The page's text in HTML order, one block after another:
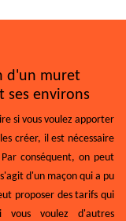
d'un muret
ses environs
si vous voulez apporter
créer, il est nécessaire
conséquent, on peut
d'un maçon qui a pu
proposer des tarifs qui
vous voulez d'autres